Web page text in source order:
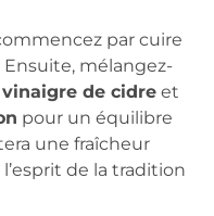
par cuire
mélangez-
vinaigre de cidre et
pour un équilibre
une fraîcheur
de la tradition